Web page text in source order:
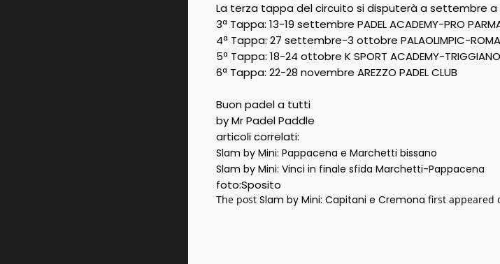
La terza tappa del circuito si disputerà a settembre
3ª Tappa: 13-19 settembre PADEL ACADEMY-PRO
4ª Tappa: 27 settembre-3 ottobre PALAOLIMPIC-ROMA
5ª Tappa: 18-24 ottobre K SPORT ACADEMY-TRIGGIANO
6ª Tappa: 22-28 novembre AREZZO PADEL CLUB
Buon padel a tutti
by Mr Padel Paddle
articoli correlati:
Slam by Mini: Pappacena e Marchetti bissano
Slam by Mini: Vinci in finale sfida Marchetti-Pappacena
foto:Sposito
The post Slam by Mini: Capitani e Cremona first appeared